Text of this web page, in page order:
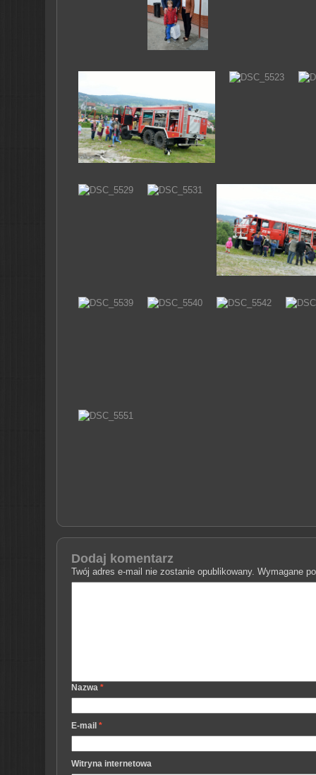
Dodaj komentarz
Twój adres e-mail nie zostanie opublikowany. Wymagane
Nazwa *
E-mail *
Witryna internetowa